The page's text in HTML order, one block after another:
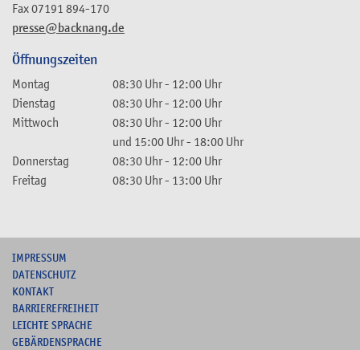
presse@backnang.de
Fax07191 894-170
Öffnungszeiten
Montag 08:30 Uhr- 12:00 Uhr
Dienstag
08:30 Uhr- 12:00 Uhr
Mittwoch
08:30 Uhr- 12:00 Uhr
und 15:00 Uhr- 18:00 Uhr
Donnerstag
08:30 Uhr- 12:00 Uhr
Freitag
08:30 Uhr- 13:00 Uhr
IMPRESSUM
DATENSCHUTZ
KONTAKT
BARRIEREFREIHEIT
LEICHTE SPRACHE
GEBÄRDENSPRACHE